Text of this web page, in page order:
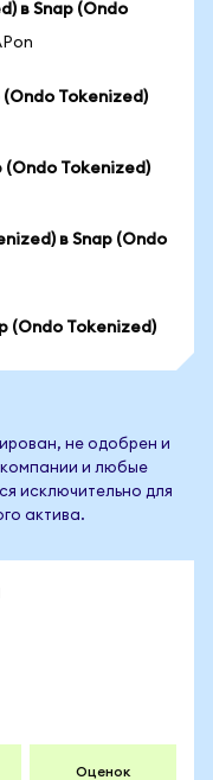
в Snap (Ondo
(Ondo Tokenized)
(Ondo Tokenized)
в Snap (Ondo
(Ondo Tokenized)
не одобрен и
и любые
исключительно для
актива.
Оценок